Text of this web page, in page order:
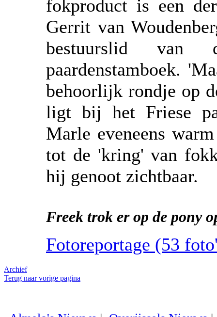
fokproduct is een
Gerrit van
bestuurslid van
paardenstamboek.
behoorlijk rondje op
ligt bij het Friese
Marle eveneens
tot de 'kring' van
hij genoot zichtbaar.
Freek trok er op de pony
Fotoreportage (53
Archief
Terug naar vorige pagina